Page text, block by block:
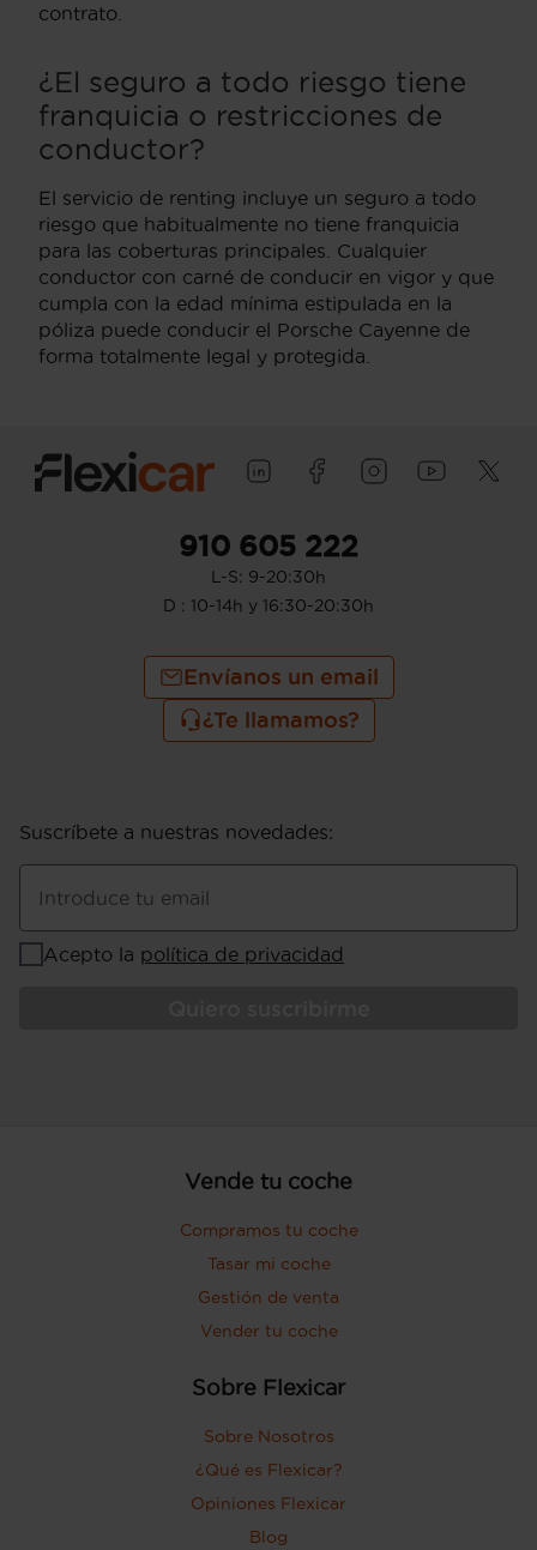
contrato.
¿El seguro a todo riesgo tiene
franquicia o restricciones de
conductor?
El servicio de renting incluye un seguro a todo
riesgo que habitualmente no tiene franquicia
para las coberturas principales. Cualquier
conductor con carné de conducir en vigor y que
cumpla con la edad mínima estipulada en la
póliza puede conducir el Porsche Cayenne de
forma totalmente legal y protegida.
910 605 222
L-S: 9-20:30h
D : 10-14h y 16:30-20:30h
Envíanos un email
¿Te llamamos?
Suscríbete a nuestras novedades:
Introduce tu email
Acepto la política de privacidad
Vende tu coche
Compramos tu coche
Tasar mi coche
Gestión de venta
Vender tu coche
Sobre Flexicar
Sobre Nosotros
¿Qué es Flexicar?
Opiniones Flexicar
Blog